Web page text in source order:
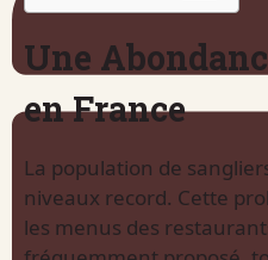
Une
en France
La population de
niveaux record. Cette
les menus des